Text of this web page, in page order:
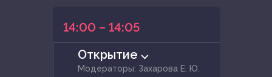
14:00 – 14:05
Открытие ⌵
Модераторы: Захарова Е. Ю.